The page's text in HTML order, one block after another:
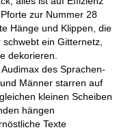
zur Nummer 28
Hänge und Klippen, die
ein Gitternetz,
dekorieren.
des Sprachen-
Männer starren auf
kleinen Scheiben
hängen
Texte